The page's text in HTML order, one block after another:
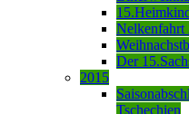
Nelkenfahrt
Der
2015
Tschechien